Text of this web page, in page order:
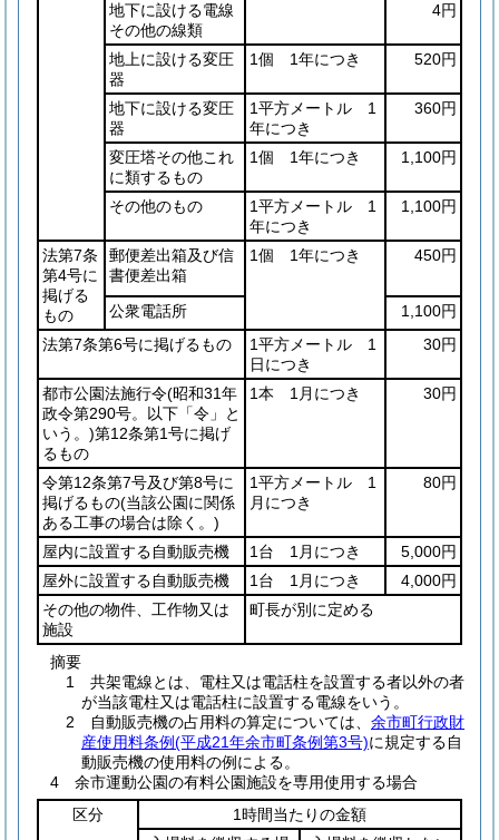
地下に設ける電線
その他の線類
4円
地上に設ける変圧
器
1個 1年につき 520円
地下に設ける変圧
器
1平方メートル 1
年につき
360円
変圧塔その他これ
に類するもの
1個 1年につき 1,100円
その他のもの
1平方メートル 1
年につき
1,100円
法第7条
第4号に
掲げる
もの
郵便差出箱及び信
書便差出箱
1個 1年につき 450円
公衆電話所
1,100円
法第7条第6号に掲げるもの
1平方メートル 1
日につき
30円
都市公園法施行令(昭和31年
政令第290号。以下「令」と
いう。)第12条第1号に掲げ
るもの
1本 1月につき 30円
令第12条第7号及び第8号に
掲げるもの(当該公園に関係
ある工事の場合は除く。)
1平方メートル 1
月につき
80円
屋内に設置する自動販売機 1台 1月につき
5,000円
屋外に設置する自動販売機
1台 1月につき
4,000円
その他の物件、工作物又は
施設
町長が別に定める
摘要
1 共架電線とは、電柱又は電話柱を設置する者以外の者
が当該電柱又は電話柱に設置する電線をいう。
2 自動販売機の占用料の算定については、 余市町行政財
産使用料条例(平成21年余市町条例第3号)に規定する自
動販売機の使用料の例による。
4 余市運動公園の有料公園施設を専用使用する場合
区分
1時間当たりの金額